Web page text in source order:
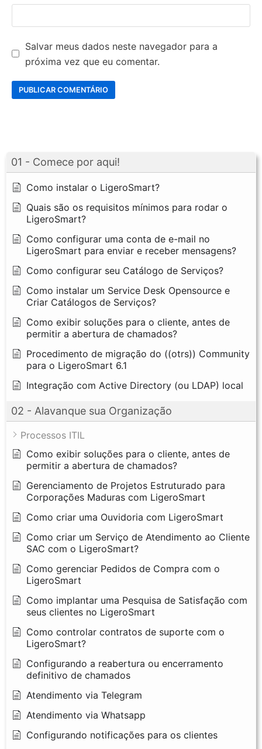
01 - Comece por aqui!
Como instalar o LigeroSmart?
Quais são os requisitos mínimos para rodar o
LigeroSmart?
Como configurar uma conta de e-mail no
LigeroSmart para enviar e receber mensagens?
Como configurar seu Catálogo de Serviços?
Como instalar um Service Desk Opensource e
Criar Catálogos de Serviços?
Como exibir soluções para o cliente, antes de
permitir a abertura de chamados?
Procedimento de migração do ((otrs)) Community
para o LigeroSmart 6.1
Integração com Active Directory (ou LDAP) local
02 - Alavanque sua Organização
Processos ITIL
Como exibir soluções para o cliente, antes de
permitir a abertura de chamados?
Gerenciamento de Projetos Estruturado para
Corporações Maduras com LigeroSmart
Como criar uma Ouvidoria com LigeroSmart
Como criar um Serviço de Atendimento ao Cliente
SAC com o LigeroSmart?
Como gerenciar Pedidos de Compra com o
LigeroSmart
Como implantar uma Pesquisa de Satisfação com
seus clientes no LigeroSmart
Como controlar contratos de suporte com o
LigeroSmart?
Configurando a reabertura ou encerramento
definitivo de chamados
Atendimento via Telegram
Atendimento via Whatsapp
Configurando notificações para os clientes
Salvar meus dados neste navegador para a
próxima vez que eu comentar.